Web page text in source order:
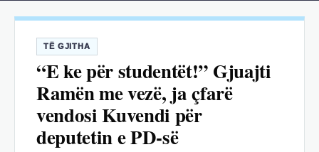
TË GJITHA
“E ke për studentët!” Gjuajti
Ramën me vezë, ja çfarë
vendosi Kuvendi për
deputetin e PD-së